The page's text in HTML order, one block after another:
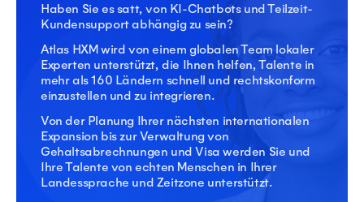
Haben Sie es satt, von KI-Chatbots und Teilzeit-
Kundensupport abhängig zu sein?
Atlas HXM wird von einem globalen Team lokaler
Experten unterstützt, die Ihnen helfen, Talente in
mehr als 160 Ländern schnell und rechtskonform
einzustellen und zu integrieren.
Von der Planung Ihrer nächsten internationalen
Expansion bis zur Verwaltung von
Gehaltsabrechnungen und Visa werden Sie und
Ihre Talente von echten Menschen in Ihrer
Landessprache und Zeitzone unterstützt.